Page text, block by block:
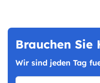
Brauchen Sie
Wir sind jeden Tag